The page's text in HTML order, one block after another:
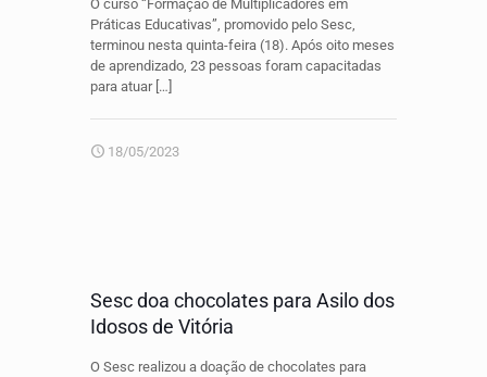
O curso “Formação de Multiplicadores em
Práticas Educativas”, promovido pelo Sesc,
terminou nesta quinta-feira (18). Após oito meses
de aprendizado, 23 pessoas foram capacitadas
para atuar[…]
18/05/2023
Sesc doa chocolates para Asilo dos
Idosos de Vitória
O Sesc realizou a doação de chocolates para